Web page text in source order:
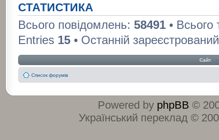
СТАТИСТИКА
Всього повідомлень: 58491•
Entries 15• Останній
Сайт ‹
Список форумів
Powered by phpBB ©
Український переклад ©